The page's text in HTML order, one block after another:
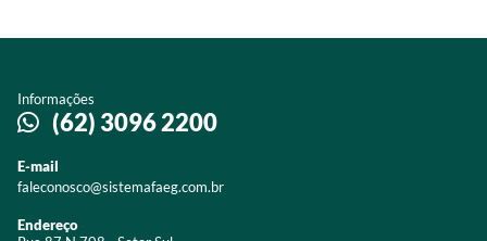
Informações
(62) 3096 2200
E-mail
faleconosco@sistemafaeg.com.br
Endereço